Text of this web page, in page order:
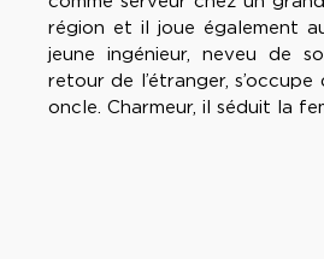
région et il joue également
jeune ingénieur, neveu de
retour de l’étranger,
oncle. Charmeur, il séduit la